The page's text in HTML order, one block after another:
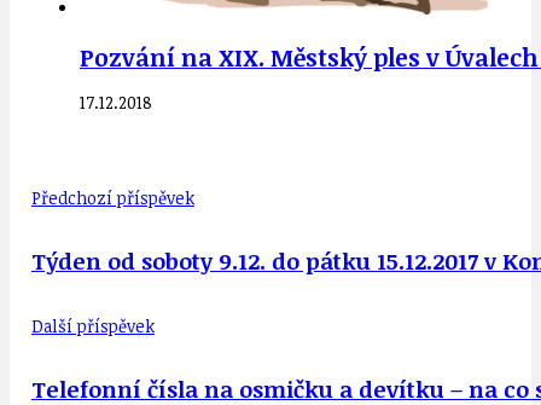
Pozvání na XIX. Městský ples v
17.12.2018
Předchozí příspěvek
Týden od soboty 9.12. do pátku 15.12.2017 v
Další příspěvek
Telefonní čísla na osmičku a devítku – na co